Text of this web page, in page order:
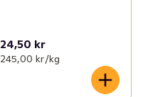
24,50 kr
245,00 kr /kg